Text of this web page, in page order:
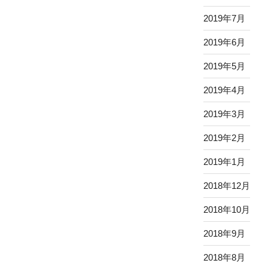
2019年7月
2019年6月
2019年5月
2019年4月
2019年3月
2019年2月
2019年1月
2018年12月
2018年10月
2018年9月
2018年8月